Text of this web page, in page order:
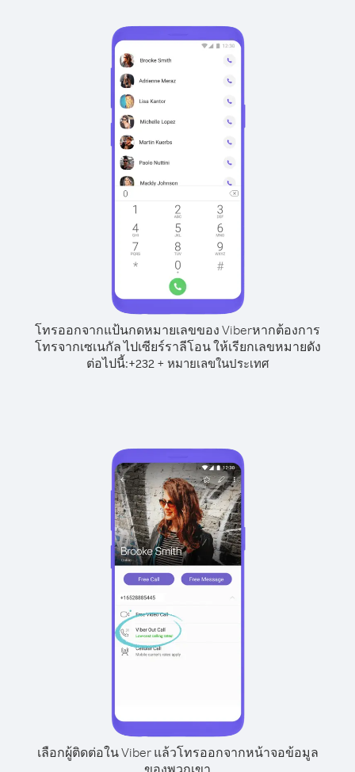
โทรออกจากแป้นกดหมายเลขของ Viberหากต้องการ
โทรจากเซเนกัล ไปเซียร์ราลีโอน ให้เรียกเลขหมายดัง
ต่อไปนี้:+232+ หมายเลขในประเทศ
เลือกผู้ติดต่อใน Viber แล้วโทรออกจากหน้าจอข้อมูล
ของพวกเขา